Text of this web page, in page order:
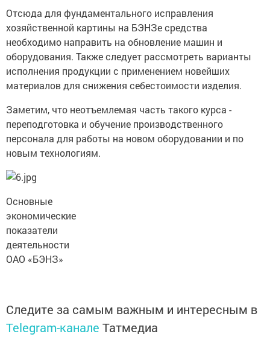
Отсюда для фундаментального исправления
хозяйственной картины на БЭНЗе средства
необходимо направить на обновление машин и
оборудования. Также следует рассмотреть варианты
исполнения продукции с применением новейших
материалов для снижения себестоимости изделия.
Заметим, что неотъемлемая часть такого курса -
переподготовка и обучение производственного
персонала для работы на новом оборудовании и по
новым технологиям.
Основные
экономические
показатели
деятельности
ОАО «БЭНЗ»
Следите за самым важным и интересным в
Telegram-канале Татмедиа